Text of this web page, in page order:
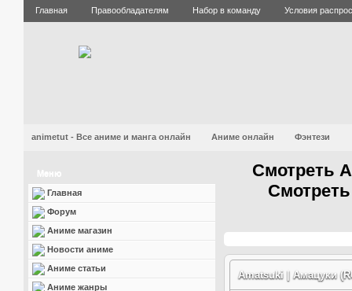
Главная Правообладателям Набор в команду Условия
animetut - Все аниме и манга онлайн Аниме онлайн Фэнтези
Меню
Главная
Форум
Аниме магазин
Новости аниме
Аниме статьи
Аниме жанры
Смотреть
Amatsuki | Амацуки